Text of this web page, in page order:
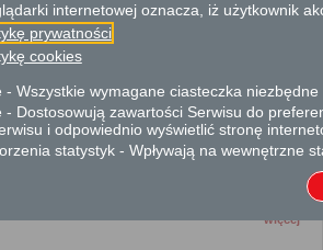
więcej
internetowej oznacza, iż użytkownik
prywatności
cookies
- Wszystkie wymagane ciasteczka
- Dostosowują zawartości Serwisu do
i odpowiednio wyświetlić stronę
statystyk - Wpływają na wewnętrzne